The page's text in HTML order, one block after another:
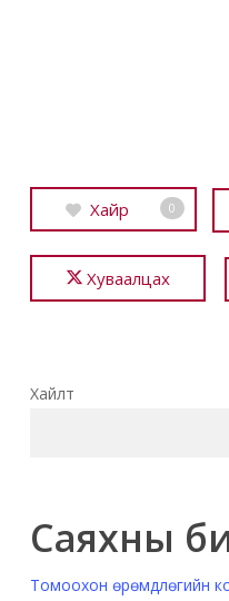
Хайр 0
Хуваалцах
Хайлт
Саяхны
Томоохон өрөмдлөгийн